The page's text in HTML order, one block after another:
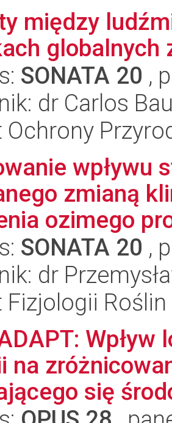
między
globalnych
SONATA 20 ,
dr Carlos
wpływu
zmianą
ozimego
SONATA 20 ,
dr
Fizjologii
na
się